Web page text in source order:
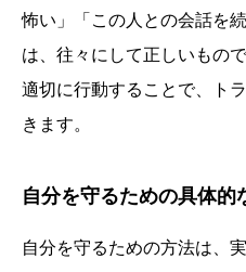
怖い」「この人との会話を
は、往々にして正しいもの
適切に行動することで、ト
きます。
自分を守るための具体的
自分を守るための方法は、